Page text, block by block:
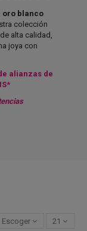
oro blanco
colección
alta calidad,
joya con
alianzas de
Escoger 21